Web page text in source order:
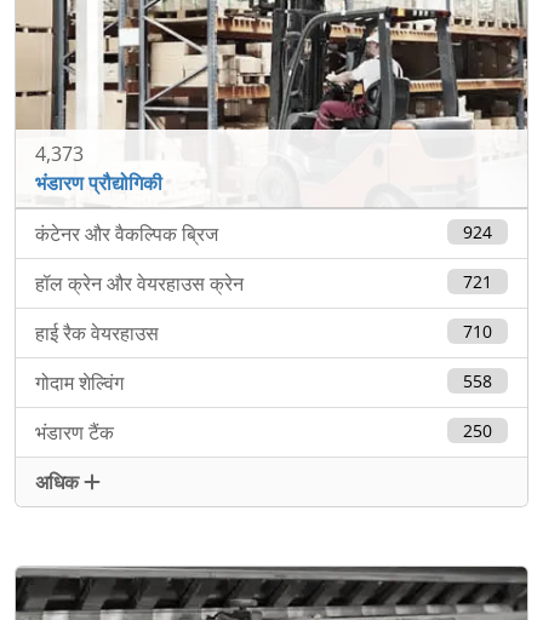
4,373
भंडारण प्रौद्योगिकी
कंटेनर और वैकल्पिक ब्रिज
924
हॉल क्रेन और वेयरहाउस क्रेन 721
हाई रैक वेयरहाउस 710
गोदाम शेल्विंग 558
भंडारण टैंक 250
अधिक